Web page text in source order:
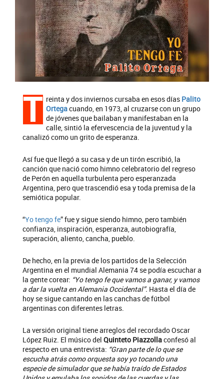
T reinta y dos inviernos cursaba en esos días Palito
Ortegacuando, en 1973, al cruzarse con un grupo
de jóvenes que bailaban y manifestaban en la
calle, sintió la efervescencia de la juventud y la
canalizó como un grito de esperanza.
Así fue que llegó a su casa y de un tirón escribió, la
canción que nació como himno celebratorio del regreso
de Perón en aquella turbulenta pero esperanzada
Argentina, pero que trascendió esa y toda premisa de la
semiótica popular.
“Yo tengo fe” fue y sigue siendo himno, pero también
confianza, inspiración, esperanza, autobiografía,
superación, aliento, cancha, pueblo.
De hecho, en la previa de los partidos de la Selección
Argentina en el mundial Alemania 74 se podía escuchar a
la gente corear: “Yo tengo fe que vamos a ganar, y vamos
a dar la vuelta en Alemania Occidental”. Hasta el día de
hoy se sigue cantando en las canchas de fútbol
argentinas con diferentes letras.
La versión original tiene arreglos del recordado Oscar
López Ruiz. El músico del Quinteto Piazzollaconfesó al
respecto en una entrevista: “Gran parte de lo que se
escucha atrás como orquesta soy yo tocando una
especie de simulador que se había traído de Estados